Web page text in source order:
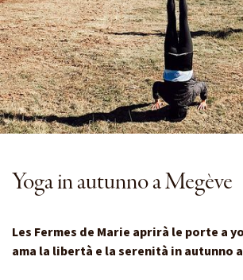
Yoga in autunno a Megève
Les Fermes de Marie aprirà le porte a
ama la libertà e la serenità in autunno